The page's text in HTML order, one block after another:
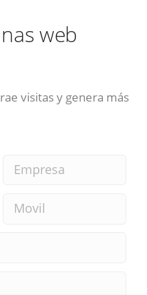
web
visitas y genera más